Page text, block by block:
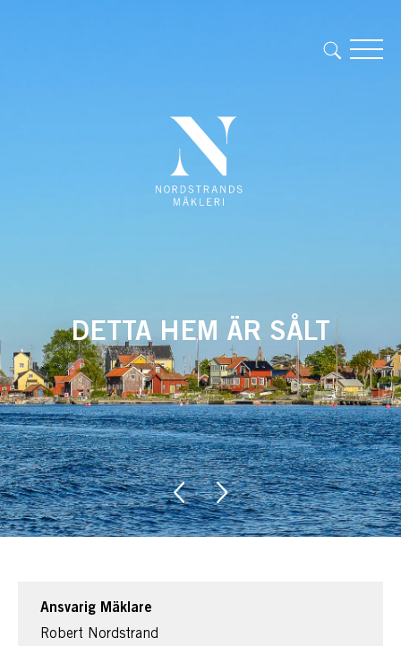
DETTA HEM ÄR SÅLT
Ansvarig Mäklare
Robert Nordstrand